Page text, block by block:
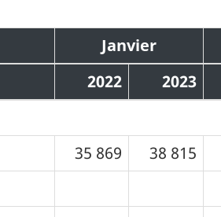
Janvier
2022
2023
35 869 38 815